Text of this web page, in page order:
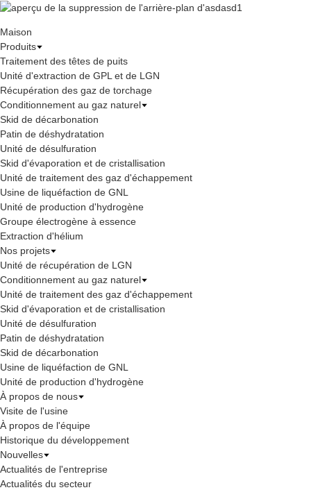
Maison
Produits
Traitement des têtes de puits
Unité d'extraction de GPL et de LGN
Récupération des gaz de torchage
Conditionnement au gaz naturel
Skid de décarbonation
Patin de déshydratation
Unité de désulfuration
Skid d'évaporation et de cristallisation
Unité de traitement des gaz d'échappement
Usine de liquéfaction de GNL
Unité de production d'hydrogène
Groupe électrogène à essence
Extraction d'hélium
Nos projets
Unité de récupération de LGN
Conditionnement au gaz naturel
Unité de traitement des gaz d'échappement
Skid d'évaporation et de cristallisation
Unité de désulfuration
Patin de déshydratation
Skid de décarbonation
Usine de liquéfaction de GNL
Unité de production d'hydrogène
À propos de nous
Visite de l'usine
À propos de l'équipe
Historique du développement
Nouvelles
Actualités de l'entreprise
Actualités du secteur